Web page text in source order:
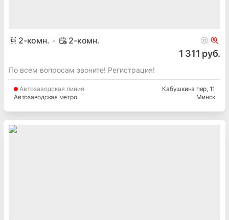
2-комн. 2-комн.
1 311 руб.
По всем вопросам звоните! Регистрация!
Автозаводская линия
Автозаводская метро
Кабушкина пер, 11
Минск